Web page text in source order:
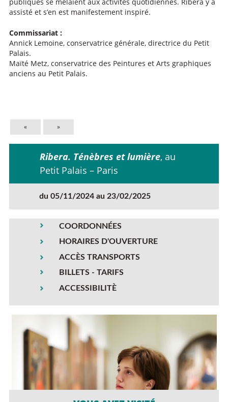
assisté et s’en est manifestement inspiré.
Commissariat :
Annick Lemoine, conservatrice générale, directrice du Petit
Palais.
Maïté Metz, conservatrice des Peintures et Arts graphiques
anciens au Petit Palais.
« »
Ribera. Ténèbres et lumière, au
Petit Palais – Paris
du 05/11/2024 au 23/02/2025
COORDONNÉES
HORAIRES D'OUVERTURE
ACCÈS TRANSPORTS
BILLETS - TARIFS
ACCESSIBILITÈ